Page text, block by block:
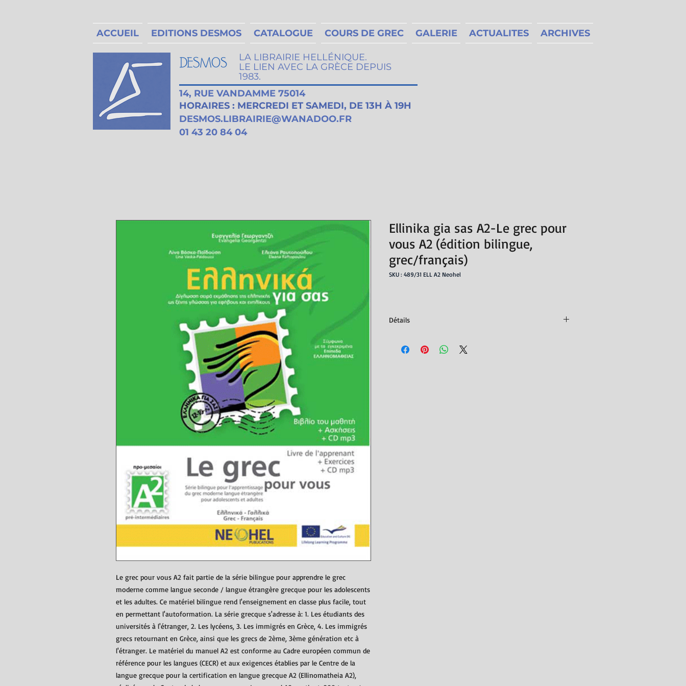
ACCUEIL EDITIONS DESMOS CATALOGUE COURS DE GREC GALERIE ACTUALITES ARCHIVES
LA LIBRAIRIE HELLÉNIQUE.
LE LIEN AVEC LA GRÈCE DEPUIS
1983.
14, RUE VANDAMME 75014
HORAIRES : MERCREDI ET SAMEDI, DE 13H À 19H
DESMOS.LIBRAIRIE@WANADOO.FR
01 43 20 84 04
Le grec pour vous A2 fait partie de la série bilingue pour apprendre le grec
moderne comme langue seconde / langue étrangère grecque pour les adolescents
et les adultes. Ce matériel bilingue rend l'enseignement en classe plus facile, tout
en permettant l'autoformation. La série grecque s'adresse à: 1. Les étudiants des
universités à l'étranger, 2. Les lycéens, 3. Les immigrés en Grèce, 4. Les immigrés
grecs retournant en Grèce, ainsi que les grecs de 2ème, 3ème génération etc à
l'étranger. Le matériel du manuel A2 est conforme au Cadre européen commun de
référence pour les langues (CECR) et aux exigences établies par le Centre de la
langue grecque pour la certification en langue grecque A2 (Ellinomatheia A2),
Ellinika gia sas A2-Le grec pour
vous A2 (édition bilingue,
grec/français)
SKU : 489/31 ELL A2 Neohel
Détails
Editeur : NEOHEL